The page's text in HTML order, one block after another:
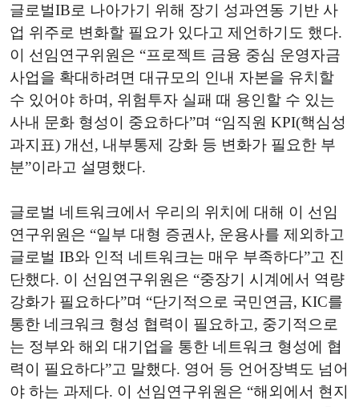
글로벌IB로 나아가기 위해 장기 성과연동 기반 사
업 위주로 변화할 필요가 있다고 제언하기도 했다.
이 선임연구위원은 “프로젝트 금융 중심 운영자금
사업을 확대하려면 대규모의 인내 자본을 유치할
수 있어야 하며, 위험투자 실패 때 용인할 수 있는
사내 문화 형성이 중요하다”며 “임직원 KPI(핵심성
과지표) 개선, 내부통제 강화 등 변화가 필요한 부
분”이라고 설명했다.
글로벌 네트워크에서 우리의 위치에 대해 이 선임
연구위원은 “일부 대형 증권사, 운용사를 제외하고
글로벌 IB와 인적 네트워크는 매우 부족하다”고 진
단했다. 이 선임연구위원은 “중장기 시계에서 역량
강화가 필요하다”며 “단기적으로 국민연금, KIC를
통한 네크워크 형성 협력이 필요하고, 중기적으로
는 정부와 해외 대기업을 통한 네트워크 형성에 협
력이 필요하다”고 말했다. 영어 등 언어장벽도 넘어
야 하는 과제다. 이 선임연구위원은 “해외에서 현지